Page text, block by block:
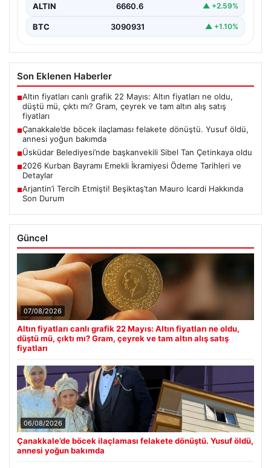
ALTIN 6660.6 ▲ +2.59%
BTC 3090931 ▲ +1.10%
Son Eklenen Haberler
■Altın fiyatları canlı grafik 22 Mayıs: Altın fiyatları ne oldu,
düştü mü, çıktı mı? Gram, çeyrek ve tam altın alış satış
fiyatları
■Çanakkale’de böcek ilaçlaması felakete dönüştü. Yusuf öldü,
annesi yoğun bakımda
■Üsküdar Belediyesi’nde başkanvekili Sibel Tan Çetinkaya oldu
■2026 Kurban Bayramı Emekli İkramiyesi Ödeme Tarihleri ve
Detaylar
■Arjantin’i Tercih Etmişti! Beşiktaş’tan Mauro Icardi Hakkında
Son Durum
Güncel
07/08/2026
Altın fiyatları canlı grafik 22 Mayıs: Altın fiyatları ne oldu,
düştü mü, çıktı mı? Gram, çeyrek ve tam altın alış satış
fiyatları
06/08/2026
Çanakkale’de böcek ilaçlaması felakete dönüştü. Yusuf öldü,
annesi yoğun bakımda